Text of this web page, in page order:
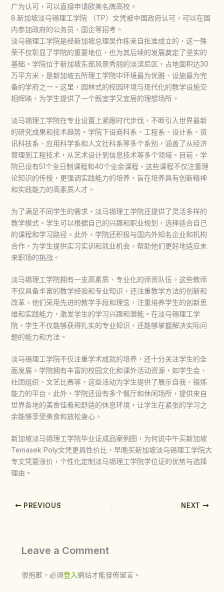
广为认可，可以直接申请欧美名牌高校。
8.新加坡淡马锡理工学院 （TP）文凭被中国政府认可，可以在国
内参加政府的公务员、国企等招考。
淡马锡理工学院是经新加坡总理吴作栋亲自批准成立的，这一殊
荣不仅彰显了学院的重要地位，也为其后续的发展奠定了坚实的
基础。学院位于新加坡东部风景秀丽的淡滨尼区，占地面积达30
万平方米，是新加坡五所理工学院中环境最为优雅、设施最为完
备的学府之一。这里，园林式的校园环境与现代化的教学设施交
相辉映，为学生提供了一个既宜学又宜居的理想场所。
淡马锡理工学院在专业设置上紧跟时代步伐，不断引入世界最新
的研究成果和技术趋势。学院下设商科系、工程系、设计系、资
讯科技系、应用科学系和人文社科系等多个系别，涵盖了从经济
管理到工程技术，从艺术设计到信息技术等多个领域。目前，学
院已设有51个全日制课程和40个业余课程，这些课程不仅注重理
论知识的传授，更强调实践能力的培养，旨在培养具有创新精神
和实践能力的高素质人才。
为了满足不同学生的需求，淡马锡理工学院还提供了灵活多样的
教学模式。学生可以根据自己的兴趣和职业规划，选择适合自己
的课程和学习路径。此外，学院还积极与国内外知名企业和机构
合作，为学生提供实习实训和就业机会，帮助他们更好地适应未
来职场的挑战。
淡马锡理工学院拥有一支高素质、专业化的师资队伍。这些教师
不仅具备丰富的教学经验和专业知识，还注重教学方法的创新和
改革。他们采用先进的教学手段和理念，注重培养学生的创新思
维和实践能力，激发学生的学习兴趣和潜能。在淡马锡理工学
院，学生不仅能够获得扎实的专业知识，还能够掌握解决实际问
题的能力和方法。
淡马锡理工学院不仅注重学术成就的培养，还十分关注学生的全
面发展。学院拥有丰富的校园文化和课外活动资源，如学生会、
社团组织、文艺比赛等，这些活动为学生提供了展示自我、锻炼
能力的平台。此外，学院还设有多个餐厅和休闲场所，提供来自
世界各地的美食佳肴和舒适的休息环境，让学生在紧张的学习之
余能够享受美食和放松身心。
新加坡淡马锡理工学院毕业证成品案例图，为何说中午买新加坡
Temasek Poly文凭更具性价比，早晚买新加坡淡马锡理工学院大
专文凭要涨价，个性化定制淡马锡理工学院学位证的优势与选择
理由。
PREVIOUS NEXT
Leave a Comment
很抱歉，必須登入網站才能發佈留言。